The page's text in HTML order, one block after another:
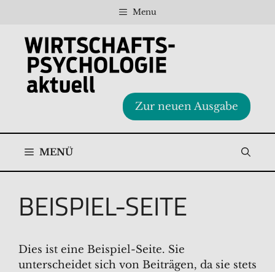
springen
Menu
Zur neuen Ausgabe
MENÜ
BEISPIEL-SEITE
Dies ist eine Beispiel-Seite. Sie
unterscheidet sich von Beiträgen, da sie stets